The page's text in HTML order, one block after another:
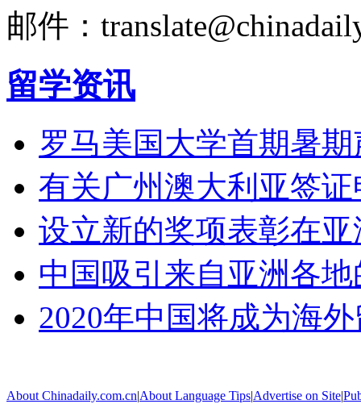
邮件：
留学资讯
罗马美国大学首期暑
有关广州澳大利亚签
设立新的奖项表彰在
中国吸引来自亚洲各
2020年中国将成为海
About Chinadaily.com.cn|About Language Tips|Advertise on Site|